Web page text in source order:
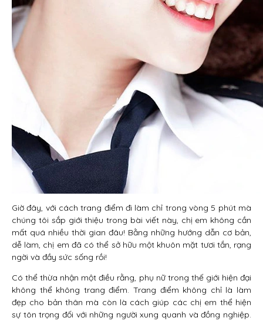
Giờ đây, với cách trang điểm đi làm chỉ trong vòng 5 phút mà
chúng tôi sắp giới thiệu trong bài viết này, chị em không cần
mất quá nhiều thời gian đâu! Bằng những hướng dẫn cơ bản,
dễ làm, chị em đã có thể sở hữu một khuôn mặt tươi tắn, rạng
ngời và đầy sức sống rồi!
Có thể thừa nhận một điều rằng, phụ nữ trong thế giới hiện đại
không thể không trang điểm. Trang điểm không chỉ là làm
đẹp cho bản thân mà còn là cách giúp các chị em thể hiện
sự tôn trọng đối với những người xung quanh và đồng nghiệp.